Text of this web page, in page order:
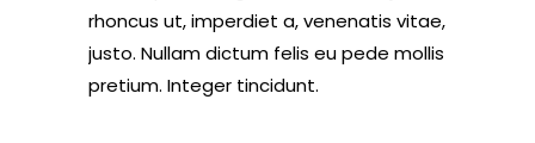
rhoncus ut, imperdiet a, venenatis vitae,
justo. Nullam dictum felis eu pede mollis
pretium. Integer tincidunt.